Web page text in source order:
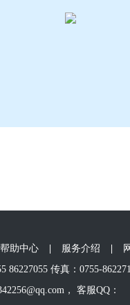
帮助中心 服务介绍
86227055 传真：0755-
， 客服QQ：